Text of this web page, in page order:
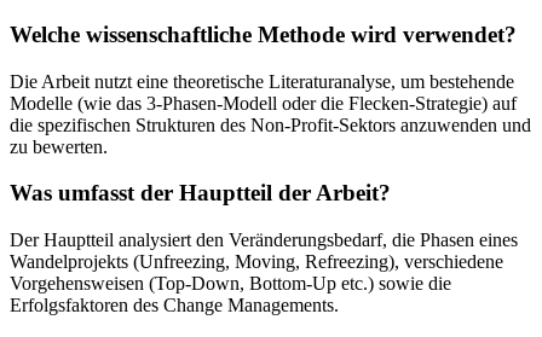
Welche wissenschaftliche Methode wird verwendet?
Die Arbeit nutzt eine theoretische Literaturanalyse, um bestehende
Modelle (wie das 3-Phasen-Modell oder die Flecken-Strategie) auf
die spezifischen Strukturen des Non-Profit-Sektors anzuwenden und
zu bewerten.
Was umfasst der Hauptteil der Arbeit?
Der Hauptteil analysiert den Veränderungsbedarf, die Phasen eines
Wandelprojekts (Unfreezing, Moving, Refreezing), verschiedene
Vorgehensweisen (Top-Down, Bottom-Up etc.) sowie die
Erfolgsfaktoren des Change Managements.